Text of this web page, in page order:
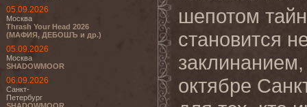
05.09.2026
Москва
Thrash Your Head 2026
(МАФИЯ, ДЕБОШЪ и др.)
05.09.2026
Москва
SHADOWMOOR
06.09.2026
Санкт-
Петербург
шепотом
становится
октябре